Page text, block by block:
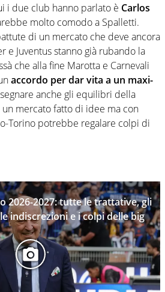
i due club hanno parlato è Carlos
molto comodo a Spalletti.
di un mercato che deve ancora
e Juventus stanno già rubando la
che alla fine Marotta e Carnevali
accordo per dar vita a un maxi-
anche gli equilibri della
mercato fatto di idee ma con
Torino potrebbe regalare colpi di
2026-2027: tutte le trattative, gli
indiscrezioni e i colpi delle big